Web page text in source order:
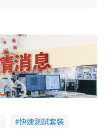
快速測試套裝